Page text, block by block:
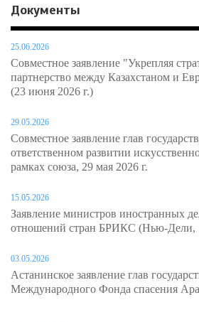
Документы
25.06.2026
Совместное заявление "Укрепляя
партнерство между Казахстаном и
(23 июня 2026 г.)
29.05.2026
Совместное заявление глав
ответственном развитии
рамках союза, 29 мая 2026 г.
15.05.2026
Заявление министров иностранных
отношений стран БРИКС (Нью-Дели,
03.05.2026
Астанинское заявление глав
Международного Фонда спасения